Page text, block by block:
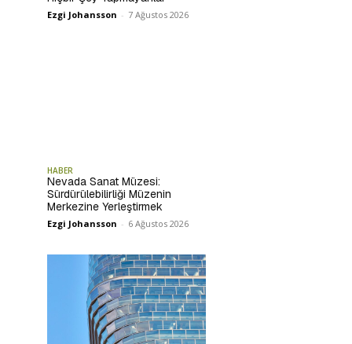
Ezgi Johansson - 7 Ağustos 2026
HABER
Nevada Sanat Müzesi:
Sürdürülebilirliği Müzenin
Merkezine Yerleştirmek
Ezgi Johansson - 6 Ağustos 2026